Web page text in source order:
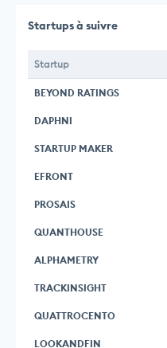
Startups à suivre
Startup
BEYOND RATINGS
DAPHNI
STARTUP MAKER
EFRONT
PROSAIS
QUANTHOUSE
ALPHAMETRY
TRACKINSIGHT
QUATTROCENTO
LOOKANDFIN